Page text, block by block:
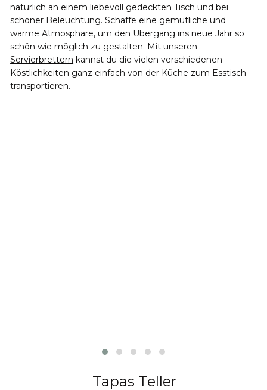
natürlich an einem liebevoll gedeckten Tisch und bei
schöner Beleuchtung. Schaffe eine gemütliche und
warme Atmosphäre, um den Übergang ins neue Jahr so
schön wie möglich zu gestalten. Mit unseren
Servierbrettern kannst du die vielen verschiedenen
Köstlichkeiten ganz einfach von der Küche zum Esstisch
transportieren.
Tapas Teller